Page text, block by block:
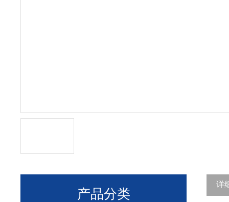
产品分类
详